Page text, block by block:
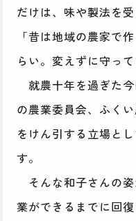
だけは、味や製法を受
「昔は地域の農家で
らい。変えずに守って
就農十年を過ぎた
の農業委員会、ふく
をけん引する立場と
す。
そんな和子さんの
業ができるまでに回復